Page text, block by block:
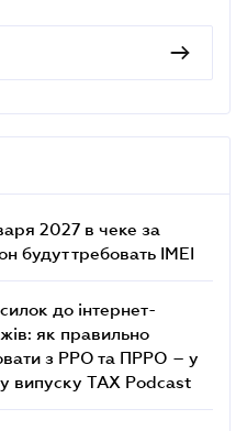
2027 в чеке за
будут требовать IMEI
до інтернет-
як правильно
з РРО та ПРРО – у
випуску TAX Podcast